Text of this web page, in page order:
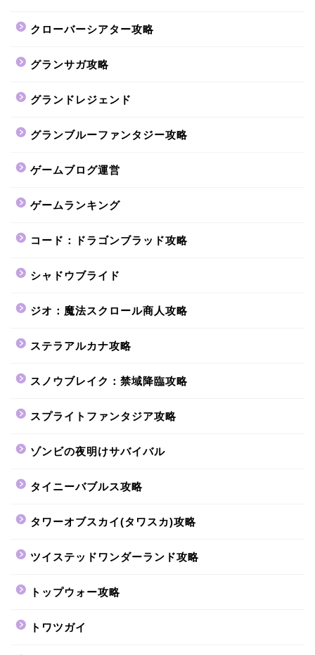
クローバーシアター攻略
グランサガ攻略
グランドレジェンド
グランブルーファンタジー攻略
ゲームブログ運営
ゲームランキング
コード：ドラゴンブラッド攻略
シャドウブライド
ジオ：魔法スクロール商人攻略
ステラアルカナ攻略
スノウブレイク：禁域降臨攻略
スプライトファンタジア攻略
ゾンビの夜明けサバイバル
タイニーバブルス攻略
タワーオブスカイ(タワスカ)攻略
ツイステッドワンダーランド攻略
トップウォー攻略
トワツガイ